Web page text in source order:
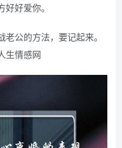
好爱你。
公的方法，要记起来。
生情感网